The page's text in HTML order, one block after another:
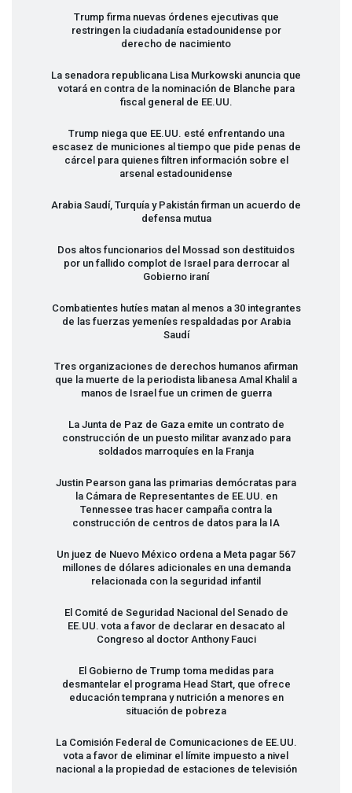
Trump firma nuevas órdenes ejecutivas que
restringen la ciudadanía estadounidense por
derecho de nacimiento
La senadora republicana Lisa Murkowski anuncia que
votará en contra de la nominación de Blanche para
fiscal general de EE.UU.
Trump niega que EE.UU. esté enfrentando una
escasez de municiones al tiempo que pide penas de
cárcel para quienes filtren información sobre el
arsenal estadounidense
Arabia Saudí, Turquía y Pakistán firman un acuerdo de
defensa mutua
Dos altos funcionarios del Mossad son destituidos
por un fallido complot de Israel para derrocar al
Gobierno iraní
Combatientes hutíes matan al menos a 30 integrantes
de las fuerzas yemeníes respaldadas por Arabia
Saudí
Tres organizaciones de derechos humanos afirman
que la muerte de la periodista libanesa Amal Khalil a
manos de Israel fue un crimen de guerra
La Junta de Paz de Gaza emite un contrato de
construcción de un puesto militar avanzado para
soldados marroquíes en la Franja
Justin Pearson gana las primarias demócratas para
la Cámara de Representantes de EE.UU. en
Tennessee tras hacer campaña contra la
construcción de centros de datos para la IA
Un juez de Nuevo México ordena a Meta pagar 567
millones de dólares adicionales en una demanda
relacionada con la seguridad infantil
El Comité de Seguridad Nacional del Senado de
EE.UU. vota a favor de declarar en desacato al
Congreso al doctor Anthony Fauci
El Gobierno de Trump toma medidas para
desmantelar el programa Head Start, que ofrece
educación temprana y nutrición a menores en
situación de pobreza
La Comisión Federal de Comunicaciones de EE.UU.
vota a favor de eliminar el límite impuesto a nivel
nacional a la propiedad de estaciones de televisión